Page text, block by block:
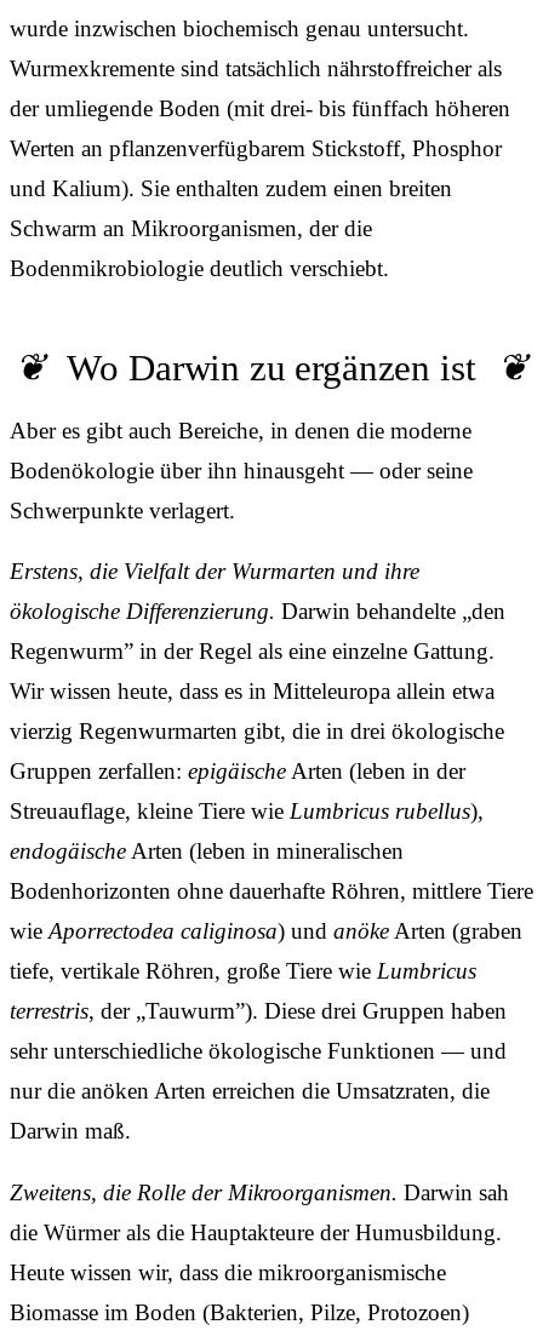
wurde inzwischen biochemisch genau untersucht.
Wurmexkremente sind tatsächlich nährstoffreicher als
der umliegende Boden (mit drei- bis fünffach höheren
Werten an pflanzenverfügbarem Stickstoff, Phosphor
und Kalium). Sie enthalten zudem einen breiten
Schwarm an Mikroorganismen, der die
Bodenmikrobiologie deutlich verschiebt.
Wo Darwin zu ergänzen ist
Aber es gibt auch Bereiche, in denen die moderne
Bodenökologie über ihn hinausgeht — oder seine
Schwerpunkte verlagert.
Erstens, die Vielfalt der Wurmarten und ihre
ökologische Differenzierung. Darwin behandelte „den
Regenwurm” in der Regel als eine einzelne Gattung.
Wir wissen heute, dass es in Mitteleuropa allein etwa
vierzig Regenwurmarten gibt, die in drei ökologische
Gruppen zerfallen: epigäischeArten (leben in der
Streuauflage, kleine Tiere wie Lumbricus rubellus),
endogäischeArten (leben in mineralischen
Bodenhorizonten ohne dauerhafte Röhren, mittlere Tiere
wieAporrectodea caliginosa) und anökeArten (graben
tiefe, vertikale Röhren, große Tiere wie Lumbricus
terrestris, der „Tauwurm”). Diese drei Gruppen haben
sehr unterschiedliche ökologische Funktionen — und
nur die anöken Arten erreichen die Umsatzraten, die
Darwin maß.
Zweitens, die Rolle der Mikroorganismen. Darwin sah
die Würmer als die Hauptakteure der Humusbildung.
Heute wissen wir, dass die mikroorganismische
Biomasse im Boden (Bakterien, Pilze, Protozoen)